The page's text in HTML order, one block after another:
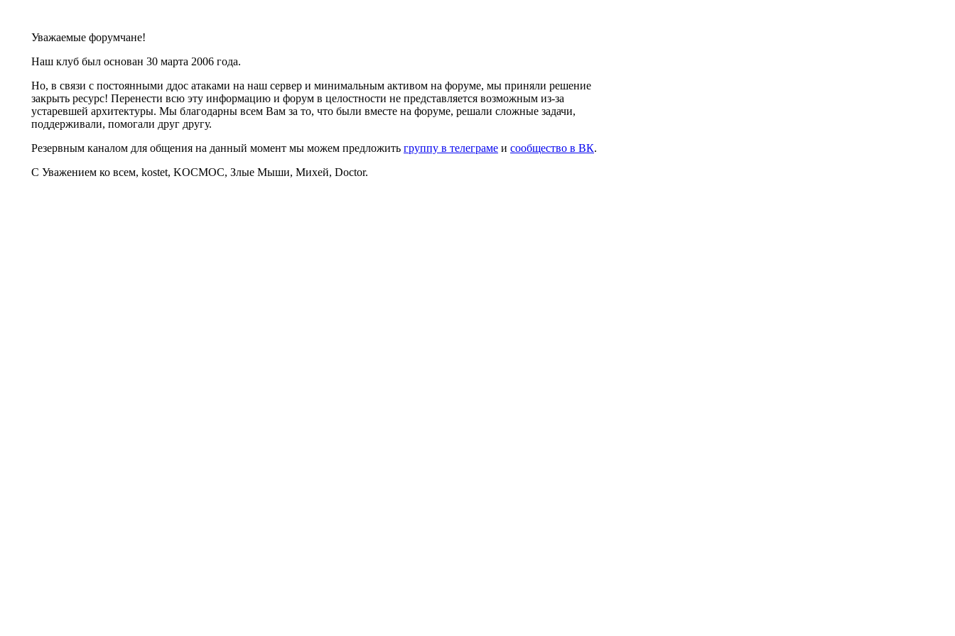
Уважаемые форумчане!
Наш клуб был основан 30 марта 2006 года.
Но, в связи с постоянными ддос атаками на наш сервер и минимальным активом на форуме, мы приняли решение
закрыть ресурс! Перенести всю эту информацию и форум в целостности не представляется возможным из-за
устаревшей архитектуры. Мы благодарны всем Вам за то, что были вместе на форуме, решали сложные задачи,
поддерживали, помогали друг другу.
Резервным каналом для общения на данный момент мы можем предложить группу в телеграме и сообщество в ВК.
С Уважением ко всем, kostet, KOCMOC, Злые Мыши, Михей, Doctor.